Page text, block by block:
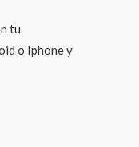
tu
o Iphone y